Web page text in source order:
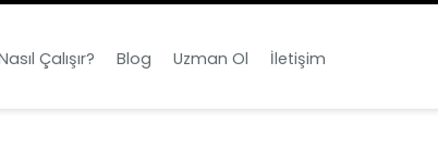
Çalışır? Blog Uzman Ol İletişim